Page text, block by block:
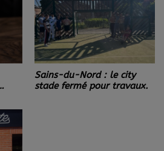
Sains-du-Nord : le city
stade fermé pour travaux.